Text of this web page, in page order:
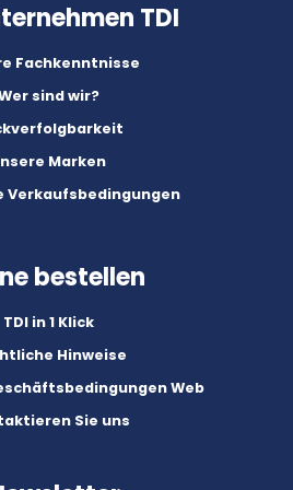
TDI
Fachkenntnisse
sind wir?
Marken
Verkaufsbedingungen
bestellen
TDI in 1 Klick
Hinweise
Web
Sie uns